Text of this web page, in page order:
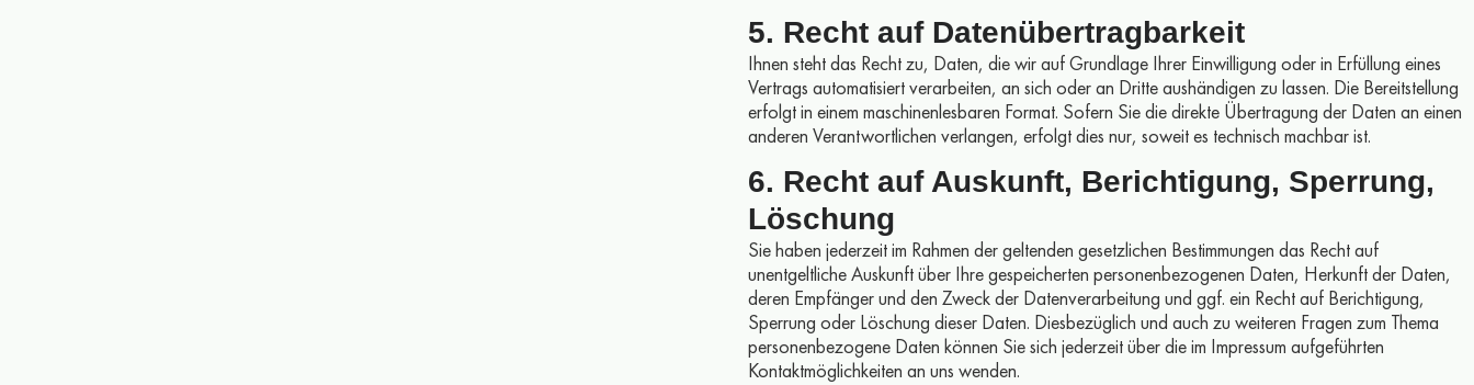
5. Recht auf Datenübertragbarkeit
Ihnen steht das Recht zu, Daten, die wir auf Grundlage Ihrer Einwilligung oder in Erfüllung eines
Vertrags automatisiert verarbeiten, an sich oder an Dritte aushändigen zu lassen. Die Bereitstellung
erfolgt in einem maschinenlesbaren Format. Sofern Sie die direkte Übertragung der Daten an einen
anderen Verantwortlichen verlangen, erfolgt dies nur, soweit es technisch machbar ist.
6. Recht auf Auskunft, Berichtigung, Sperrung,
Löschung
Sie haben jederzeit im Rahmen der geltenden gesetzlichen Bestimmungen das Recht auf
unentgeltliche Auskunft über Ihre gespeicherten personenbezogenen Daten, Herkunft der Daten,
deren Empfänger und den Zweck der Datenverarbeitung und ggf. ein Recht auf Berichtigung,
Sperrung oder Löschung dieser Daten. Diesbezüglich und auch zu weiteren Fragen zum Thema
personenbezogene Daten können Sie sich jederzeit über die im Impressum aufgeführten
Kontaktmöglichkeiten an uns wenden.